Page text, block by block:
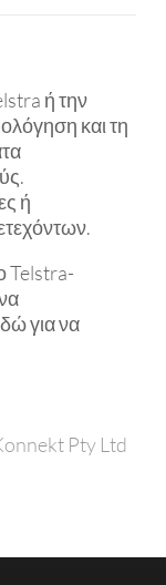
ή την
και τη
ή
Telstra-
για να
Pty Ltd